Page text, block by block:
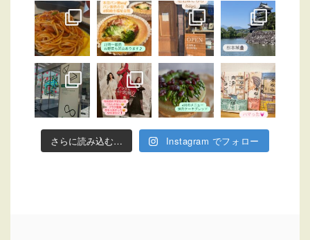
さらに読み込む… Instagram でフォロー